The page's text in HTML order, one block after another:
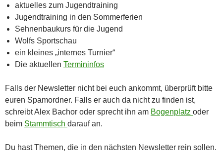
aktuelles zum Jugendtraining
Jugendtraining in den Sommerferien
Sehnenbaukurs für die Jugend
Wolfs Sportschau
ein kleines „internes Turnier“
Die aktuellen Termininfos
Falls der Newsletter nicht bei euch ankommt, überprüft bitte
euren Spamordner. Falls er auch da nicht zu finden ist,
schreibt Alex Bachor oder sprecht ihn am Bogenplatz oder
beim Stammtisch darauf an.
Du hast Themen, die in den nächsten Newsletter rein sollen.